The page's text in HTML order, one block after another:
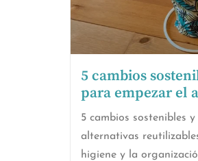
5 cambios
para empezar el
5 cambios sostenibles
alternativas
higiene y la